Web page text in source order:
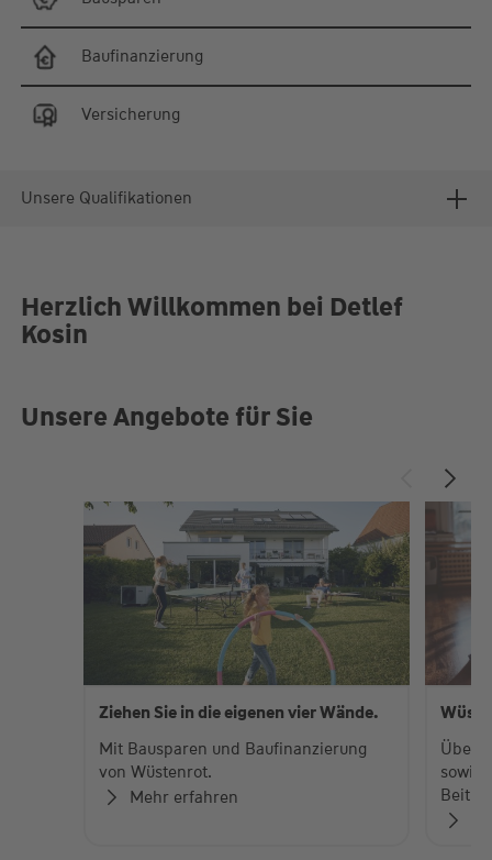
Baufinanzierung
Versicherung
Unsere Qualifikationen
Herzlich Willkommen bei Detlef
Kosin
Unsere Angebote für Sie
Ziehen Sie in die eigenen vier Wände.
Mit Bausparen und Baufinanzierung
von Wüstenrot.
Mehr erfahren
Über
sowie